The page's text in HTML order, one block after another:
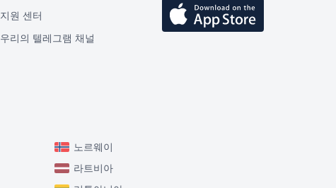
지원 센터
우리의 텔레그램 채널
노르웨이
라트비아